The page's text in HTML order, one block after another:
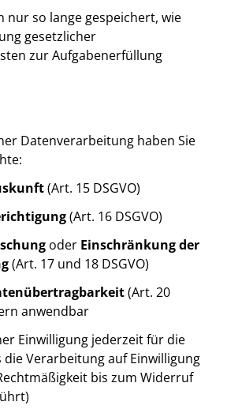
nur so lange gespeichert, wie
gesetzlicher
zur Aufgabenerfüllung
Datenverarbeitung haben Sie
(Art. 15 DSGVO)
(Art. 16 DSGVO)
oder Einschränkung der
(Art. 17 und 18 DSGVO)
(Art. 20
anwendbar
Einwilligung jederzeit für die
die Verarbeitung auf Einwilligung
bis zum Widerruf